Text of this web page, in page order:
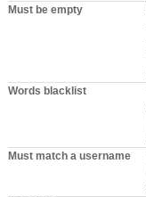
Must be empty
Words blacklist
Must match a username